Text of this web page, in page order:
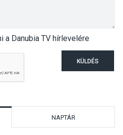
a Danubia TV hírlevelére
KÜLDÉS
NAPTÁR